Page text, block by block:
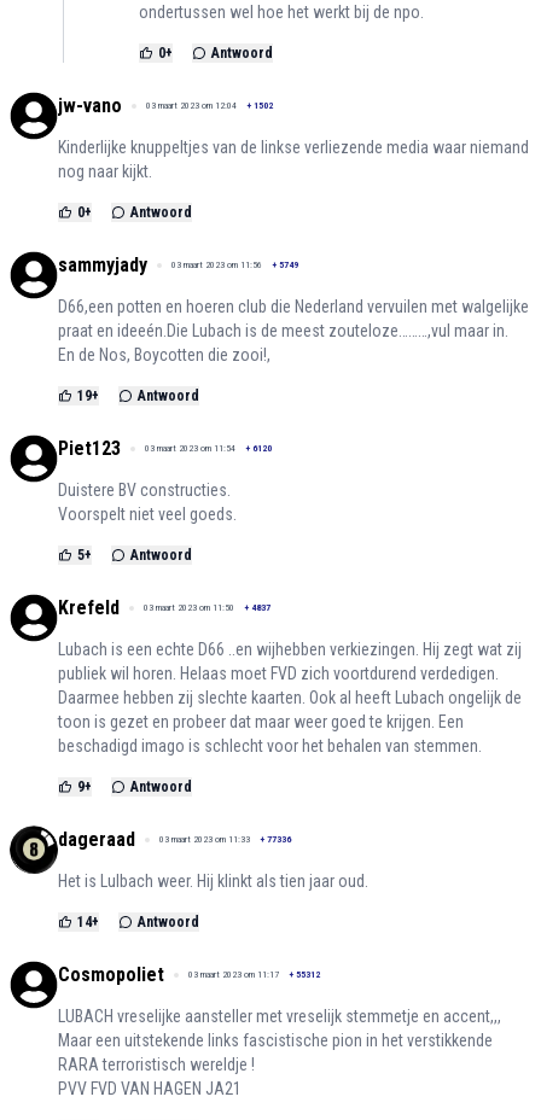
ondertussen wel hoe het werkt bij de npo.
0+ Antwoord
jw-vano 03 maart 2023 om 12:04 + 1502
Kinderlijke knuppeltjes van de linkse verliezende media waar niemand
nog naar kijkt.
0+ Antwoord
sammyjady 03 maart 2023 om 11:56 + 5749
D66,een potten en hoeren club die Nederland vervuilen met walgelijke
praat en ideeén.Die Lubach is de meest zouteloze………,vul maar in.
En de Nos, Boycotten die zooi!,
19+ Antwoord
Piet123 03 maart 2023 om 11:54 + 6120
Duistere BV constructies.
Voorspelt niet veel goeds.
5+ Antwoord
Krefeld 03 maart 2023 om 11:50 + 4837
Lubach is een echte D66 ..en wijhebben verkiezingen. Hij zegt wat zij
publiek wil horen. Helaas moet FVD zich voortdurend verdedigen.
Daarmee hebben zij slechte kaarten. Ook al heeft Lubach ongelijk de
toon is gezet en probeer dat maar weer goed te krijgen. Een
beschadigd imago is schlecht voor het behalen van stemmen.
9+ Antwoord
dageraad 03 maart 2023 om 11:33 + 77336
Het is Lulbach weer. Hij klinkt als tien jaar oud.
14+ Antwoord
Cosmopoliet 03 maart 2023 om 11:17 + 55312
LUBACH vreselijke aansteller met vreselijk stemmetje en accent,,,
Maar een uitstekende links fascistische pion in het verstikkende
RARA terroristisch wereldje !
PVV FVD VAN HAGEN JA21